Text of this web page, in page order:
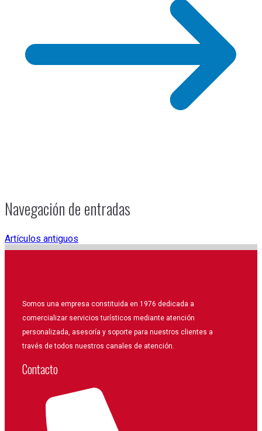
Navegación de entradas
Artículos antiguos
Somos una empresa constituida en 1976 dedicada a
comercializar servicios turísticos mediante atención
personalizada, asesoría y soporte para nuestros clientes a
través de todos nuestros canales de atención.
Contacto